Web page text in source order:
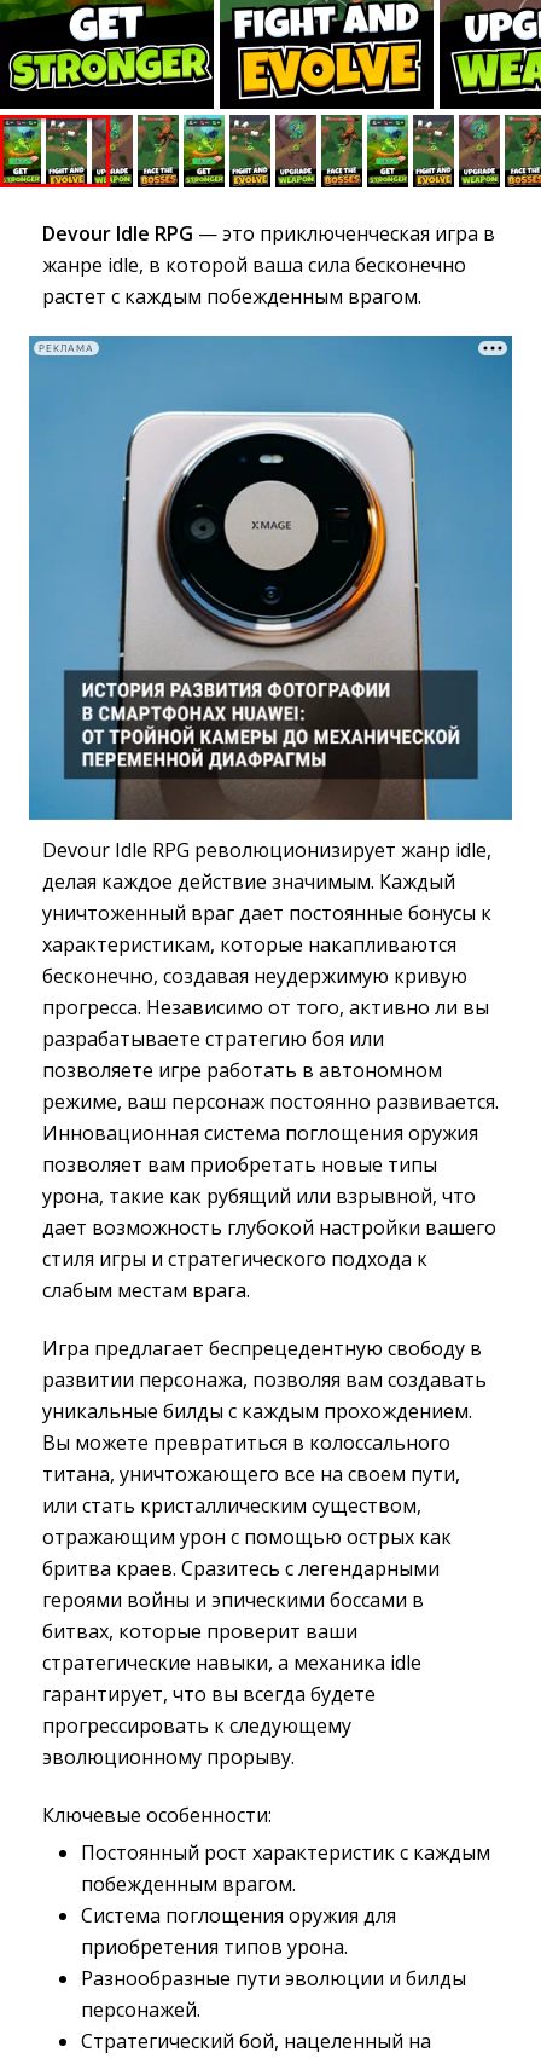
Devour Idle RPG — это приключенческая игра в
жанре idle, в которой ваша сила бесконечно
растет с каждым побежденным врагом.
РЕКЛАМА
Devour Idle RPG революционизирует жанр idle,
делая каждое действие значимым. Каждый
уничтоженный враг дает постоянные бонусы к
характеристикам, которые накапливаются
бесконечно, создавая неудержимую кривую
прогресса. Независимо от того, активно ли вы
разрабатываете стратегию боя или
позволяете игре работать в автономном
режиме, ваш персонаж постоянно развивается.
Инновационная система поглощения оружия
позволяет вам приобретать новые типы
урона, такие как рубящий или взрывной, что
дает возможность глубокой настройки вашего
стиля игры и стратегического подхода к
слабым местам врага.
Игра предлагает беспрецедентную свободу в
развитии персонажа, позволяя вам создавать
уникальные билды с каждым прохождением.
Вы можете превратиться в колоссального
титана, уничтожающего все на своем пути,
или стать кристаллическим существом,
отражающим урон с помощью острых как
бритва краев. Сразитесь с легендарными
героями войны и эпическими боссами в
битвах, которые проверит ваши
стратегические навыки, а механика idle
гарантирует, что вы всегда будете
прогрессировать к следующему
эволюционному прорыву.
Ключевые особенности:
Постоянный рост характеристик с каждым
побежденным врагом.
Система поглощения оружия для
приобретения типов урона.
Разнообразные пути эволюции и билды
персонажей.
Стратегический бой, нацеленный на